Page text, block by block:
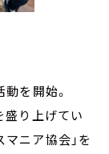
を開始。
盛り上げてい
ニア協会」を